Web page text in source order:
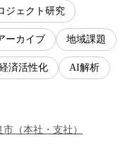
ジェクト研究
ーカイブ 地域課題
済活性化 AI解析
市 （本社・支社 ）